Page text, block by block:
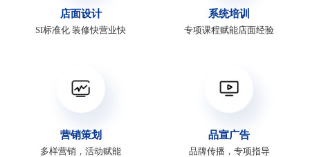
店面设计
SI标准化 装修快营业快
系统培训
专项课程赋能店面经验
营销策划
多样营销，活动赋能
品宣广告
品牌传播，专项指导